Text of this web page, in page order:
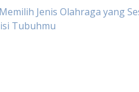
Jenis Olahraga yang
Tubuhmu